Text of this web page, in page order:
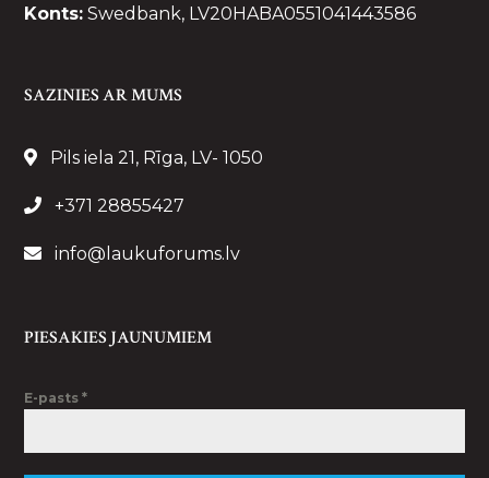
Konts: Swedbank, LV20HABA0551041443586
SAZINIES AR MUMS
Pils iela 21, Rīga, LV- 1050
+371 28855427
info@laukuforums.lv
PIESAKIES JAUNUMIEM
E-pasts*